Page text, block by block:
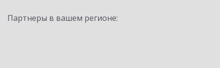
Партнеры в вашем регионе: